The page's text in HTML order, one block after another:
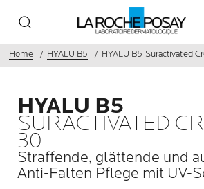
Home HYALU B5 HYALU B5 Suractivated
HYALU B5
SURACTIVATED
30
Straffende, glättende und
Anti-Falten Pflege mit UV-